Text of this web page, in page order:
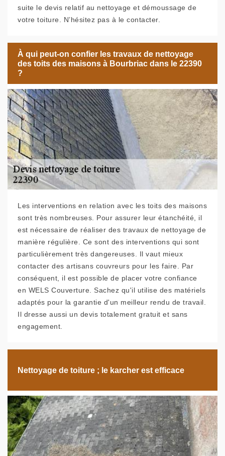
suite le devis relatif au nettoyage et démoussage de
votre toiture. N’hésitez pas à le contacter.
À qui peut-on confier les travaux de nettoyage
des toits des maisons à Bourbriac dans le 22390
?
Les interventions en relation avec les toits des maisons
sont très nombreuses. Pour assurer leur étanchéité, il
est nécessaire de réaliser des travaux de nettoyage de
manière régulière. Ce sont des interventions qui sont
particulièrement très dangereuses. Il vaut mieux
contacter des artisans couvreurs pour les faire. Par
conséquent, il est possible de placer votre confiance
en WELS Couverture. Sachez qu'il utilise des matériels
adaptés pour la garantie d'un meilleur rendu de travail.
Il dresse aussi un devis totalement gratuit et sans
engagement.
Nettoyage de toiture ; le karcher est efficace